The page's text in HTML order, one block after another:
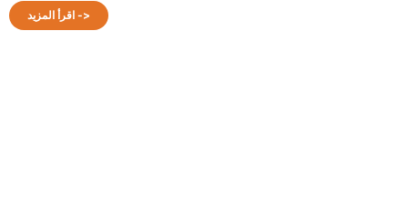
اقرأ المزيد ->